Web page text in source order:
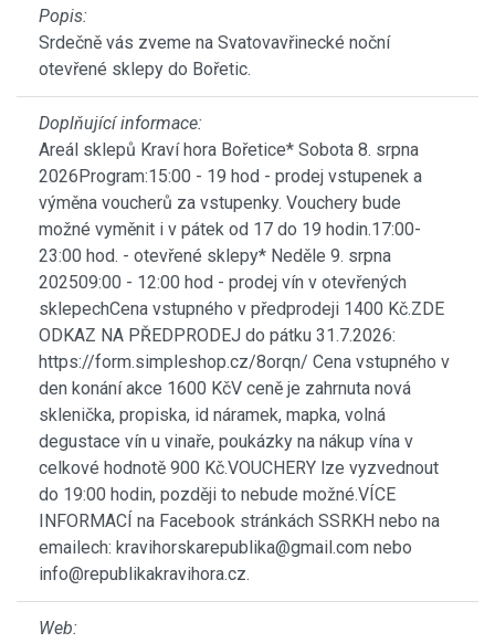
Popis:
Srdečně vás zveme na Svatovavřinecké noční
otevřené sklepy do Bořetic.
Doplňující informace:
Areál sklepů Kraví hora Bořetice* Sobota 8. srpna
2026Program:15:00 - 19 hod - prodej vstupenek a
výměna voucherů za vstupenky. Vouchery bude
možné vyměnit i v pátek od 17 do 19 hodin.17:00-
23:00 hod. - otevřené sklepy* Neděle 9. srpna
202509:00 - 12:00 hod - prodej vín v otevřených
sklepechCena vstupného v předprodeji 1400 Kč.ZDE
ODKAZ NA PŘEDPRODEJ do pátku 31.7.2026:
https://form.simpleshop.cz/8orqn/ Cena vstupného v
den konání akce 1600 Kč​V ceně je zahrnuta nová
sklenička, propiska, id náramek, mapka, volná
degustace vín u vinaře, poukázky na nákup vína v
celkové hodnotě 900 Kč.VOUCHERY lze vyzvednout
do 19:00 hodin, později to nebude možné.VÍCE
INFORMACÍ na Facebook stránkách SSRKH nebo na
emailech: kravihorskarepublika@gmail.com nebo
info@republikakravihora.cz.
Web: